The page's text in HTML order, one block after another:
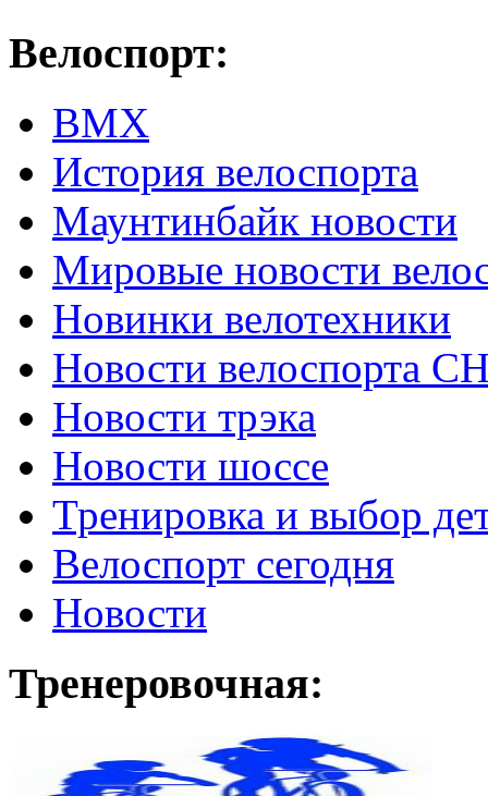
Велоспорт:
ВМХ
История велоспорта
Маунтинбайк новости
Мировые новости
Новинки велотехники
Новости велоспорта
Новости трэка
Новости шоссе
Тренировка и выбор
Велоспорт сегодня
Новости
Тренеровочная: